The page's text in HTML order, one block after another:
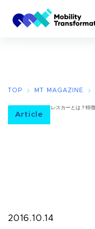
TOP MT MAGAZINE
Article
2016.10.14